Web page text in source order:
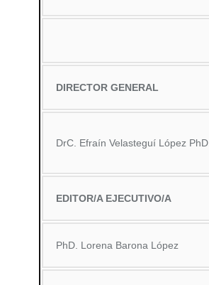
DIRECTOR GENERAL
DrC. Efraín Velasteguí López PhD.
EDITOR/A EJECUTIVO/A
PhD. Lorena Barona López